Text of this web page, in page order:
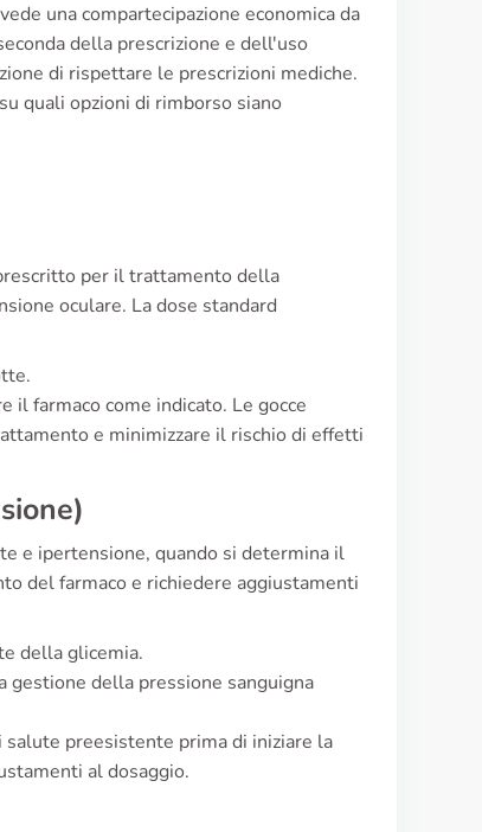
una compartecipazione economica da
della prescrizione e dell'uso
di rispettare le prescrizioni mediche.
quali opzioni di rimborso siano
per il trattamento della
oculare. La dose standard
il farmaco come indicato. Le gocce
e minimizzare il rischio di effetti
e ipertensione, quando si determina il
del farmaco e richiedere aggiustamenti
della glicemia.
gestione della pressione sanguigna
salute preesistente prima di iniziare la
al dosaggio.